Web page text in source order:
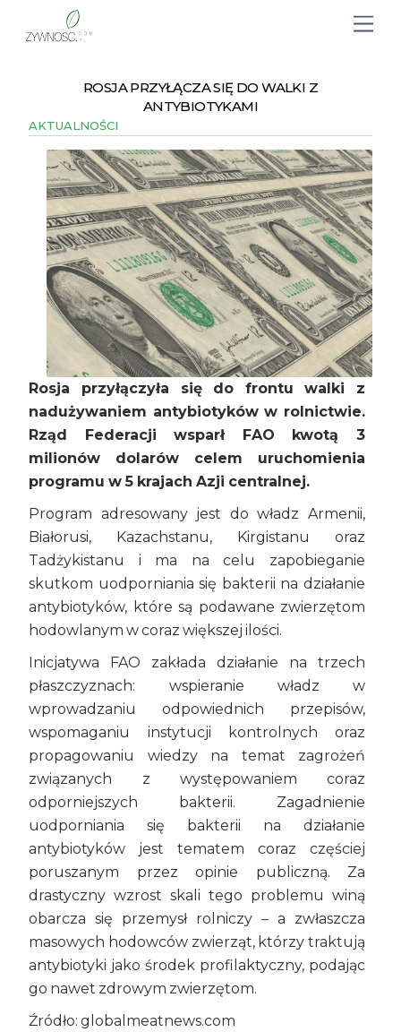
ROSJA PRZYŁĄCZA SIĘ DO WALKI Z
ANTYBIOTYKAMI
AKTUALNOŚCI
Rosja przyłączyła się do frontu walki z
nadużywaniem antybiotyków w rolnictwie.
Rząd Federacji wsparł FAO kwotą 3
milionów dolarów celem uruchomienia
programu w 5 krajach Azji centralnej.
Program adresowany jest do władz Armenii,
Białorusi, Kazachstanu, Kirgistanu oraz
Tadżykistanu i ma na celu zapobieganie
skutkom uodporniania się bakterii na działanie
antybiotyków, które są podawane zwierzętom
hodowlanym w coraz większej ilości.
Inicjatywa FAO zakłada działanie na trzech
płaszczyznach: wspieranie władz w
wprowadzaniu odpowiednich przepisów,
wspomaganiu instytucji kontrolnych oraz
propagowaniu wiedzy na temat zagrożeń
związanych z występowaniem coraz
odporniejszych bakterii. Zagadnienie
uodporniania się bakterii na działanie
antybiotyków jest tematem coraz częściej
poruszanym przez opinie publiczną. Za
drastyczny wzrost skali tego problemu winą
obarcza się przemysł rolniczy – a zwłaszcza
masowych hodowców zwierząt, którzy traktują
antybiotyki jako środek profilaktyczny, podając
go nawet zdrowym zwierzętom.
Źródło: globalmeatnews.com